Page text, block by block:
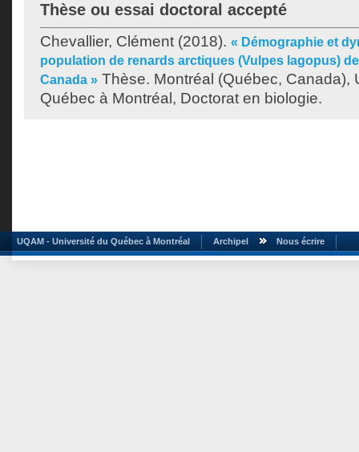
Thèse ou essai doctoral accepté
Chevallier, Clément (2018). « Démographie et
population de renards arctiques (Vulpes lagopus)
Canada » Thèse. Montréal (Québec, Canada),
Québec à Montréal, Doctorat en biologie.
UQAM - Université du Québec à Montréal Archipel Nous écrire